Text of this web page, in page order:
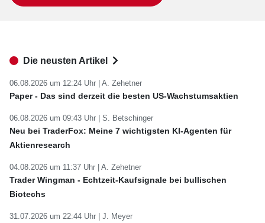
Die neusten Artikel
06.08.2026 um 12:24 Uhr | A. Zehetner
Paper - Das sind derzeit die besten US-Wachstumsaktien
06.08.2026 um 09:43 Uhr | S. Betschinger
Neu bei TraderFox: Meine 7 wichtigsten KI-Agenten für
Aktienresearch
04.08.2026 um 11:37 Uhr | A. Zehetner
Trader Wingman - Echtzeit-Kaufsignale bei bullischen
Biotechs
31.07.2026 um 22:44 Uhr | J. Meyer